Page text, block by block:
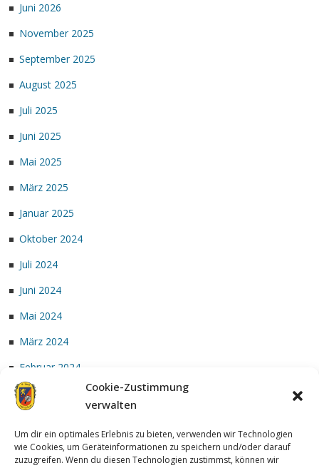
Cookie-Zustimmung
verwalten
Um dir ein optimales Erlebnis zu bieten, verwenden wir Technologien
wie Cookies, um Geräteinformationen zu speichern und/oder darauf
zuzugreifen. Wenn du diesen Technologien zustimmst, können wir
Juni 2026
November 2025
September 2025
August 2025
Juli 2025
Juni 2025
Mai 2025
März 2025
Januar 2025
Oktober 2024
Juli 2024
Juni 2024
Mai 2024
März 2024
Februar 2024
Januar 2024